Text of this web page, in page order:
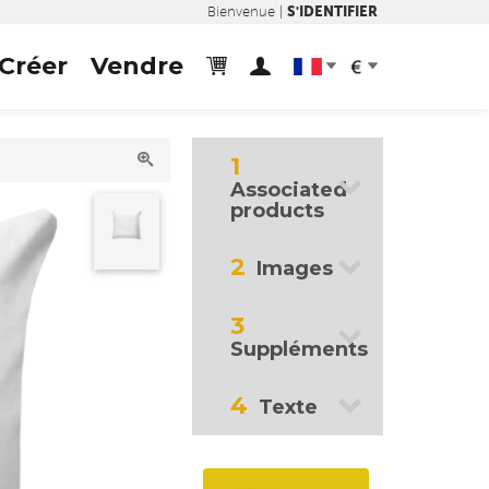
Bienvenue | S'IDENTIFIER
dropdown
dropdown
Créer Vendre cart user
1
Associated
products
down
2 Images
3
Suppléments
down
4 Texte